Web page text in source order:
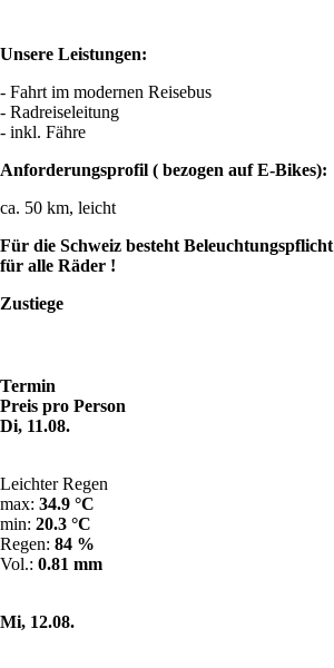
Unsere Leistungen:
- Fahrt im modernen Reisebus
- Radreiseleitung
- inkl. Fähre
Anforderungsprofil ( bezogen auf E-Bikes):
ca. 50 km, leicht
Für die Schweiz besteht Beleuchtungspflicht
für alle Räder !
Zustiege
Termin
Preis pro Person
Di, 11.08.
Leichter Regen
max: 34.9 °C
min: 20.3 °C
Regen: 84 %
Vol.: 0.81 mm
Mi, 12.08.